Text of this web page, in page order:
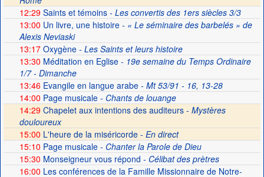
12:29Saints et témoins- Les convertis des 1ers siècles 3/3
13:00 Un livre, une histoire- « Le séminaire des barbelés » de
Alexis Neviaski
13:17Oxygène- Les Saints et leurs histoire
13:30 Méditation en Eglise- 19e semaine du Temps Ordinaire
1/7 - Dimanche
13:46Evangile en langue arabe- Mt 53/91 - 16, 13-28
14:00 Page musicale- Chants de louange
14:29 Chapelet aux intentions des auditeurs - Mystères
douloureux
15:00 L'heure de la miséricorde - En direct
15:10 Page musicale- Chanter la Parole de Dieu
15:30 Monseigneur vous répond - Célibat des prètres
16:00 Les conférences de la Famille Missionnaire de Notre-